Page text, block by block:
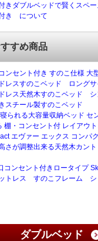
きダブルベッドで賢くスペ
き について
すめ商品
セント付き すのこ仕様 大
レスすのこベッド ロング
レス天然木すのこベッド シ
スチール製すのこベッド
られる大容量収納ベッド
棚・コンセント付 レイアウ
エヴァー エックス コンパ
さが調整出来る天然木カン
コンセント付きロータイプ
トレス すのこフレーム シ
ダブルベッド